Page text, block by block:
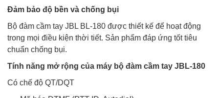
Đảm bảo độ bền và chống bụi
Bộ đàm cầm tay JBL BL-180 được thiết kế để hoạt động
trong mọi điều kiện thời tiết. Sản phẩm đáp ứng tốt tiêu
chuẩn chống bụi.
Tính năng mở rộng của máy bộ đàm cầm tay JBL-180
Có chế độ QT/DQT